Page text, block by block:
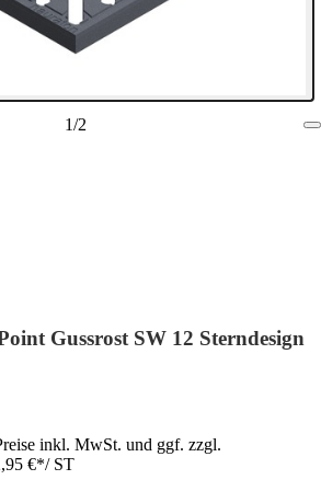
1/2
Gussrost SW 12 Sterndesign
inkl. MwSt. und ggf. zzgl.
€*/ ST